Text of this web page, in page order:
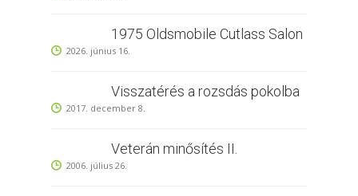
1975 Oldsmobile Cutlass Salon
2026. június 16.
Visszatérés a rozsdás pokolba
2017. december 8.
Veterán minősítés II.
2006. július 26.